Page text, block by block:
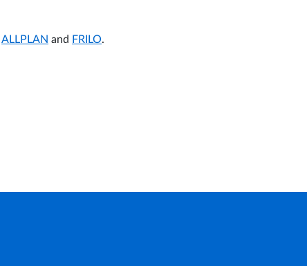
ALLPLAN and FRILO.